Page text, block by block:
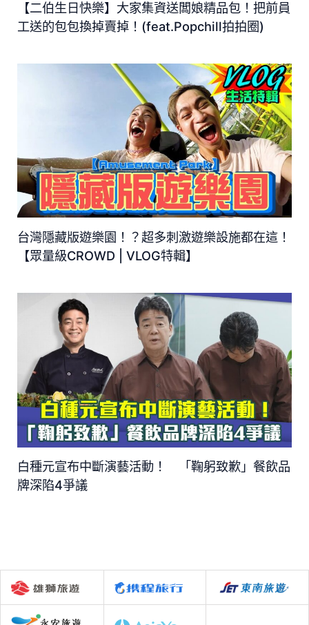
【二伯生日快樂】大家集資送闆娘精品包！把前員
工送的包包換掉賣掉！(feat.Popchill拍拍圈)
台灣隱藏版遊樂園！？超多刺激遊樂設施都在這！
【眾量級CROWD | VLOG特輯】
白種元宣布中斷演藝活動！ 「鞠躬致歉」餐飲品
牌深陷4爭議